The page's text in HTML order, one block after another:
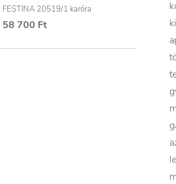
FESTINA 20519/1 karóra
58 700 Ft